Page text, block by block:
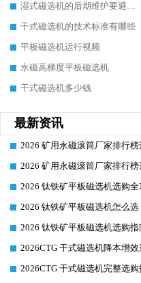
湿式磁选机的后期维护要避开哪些坑
干式磁选机的技术标准有哪些
平板磁选机运行视频
永磁高梯度平板磁选机
干式磁选机多少钱
最新资讯
2026 矿用永磁滚筒厂家排行
2026 矿用永磁滚筒厂家排行
2026 钛铁矿平板磁选机选购
2026 钛铁矿平板磁选机怎么
2026 钛铁矿平板磁选机选购
2026CTG 干式磁选机降本增
2026CTG 干式磁选机完整选